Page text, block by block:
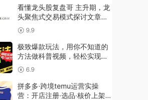
看懂龙头股复盘哥 主升期，龙
头聚焦式交易模式探讨文章
PDF课件
9.9
极致爆款玩法，用你不知道的
方法做科普视频，轻松实现月
入过万
6.9
拼多多·跨境temu运营实操
营：开店注册·选品·核价上架·